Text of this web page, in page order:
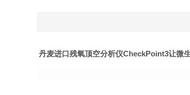
丹麦进口残氧顶空分析仪CheckPoint3让微